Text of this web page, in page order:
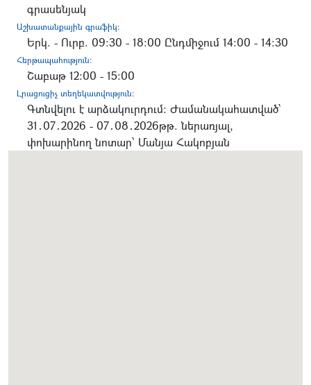
գրասենյակ
Աշխատանքային գրաֆիկ:
Երկ. - Ուրբ. 09:30 - 18:00 Ընդմիջում 14:00 - 14:30
Հերթապահություն:
Շաբաթ 12:00 - 15:00
Լրացուցիչ տեղեկատվություն:
Գտնվելու է արձակուրդում: Ժամանակահատված՝
31․07․2026 - 07․08․2026թթ. ներառյալ,
փոխարինող նոտար՝ Մանյա Հակոբյան